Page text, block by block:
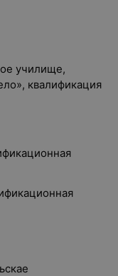
училище,
квалификация